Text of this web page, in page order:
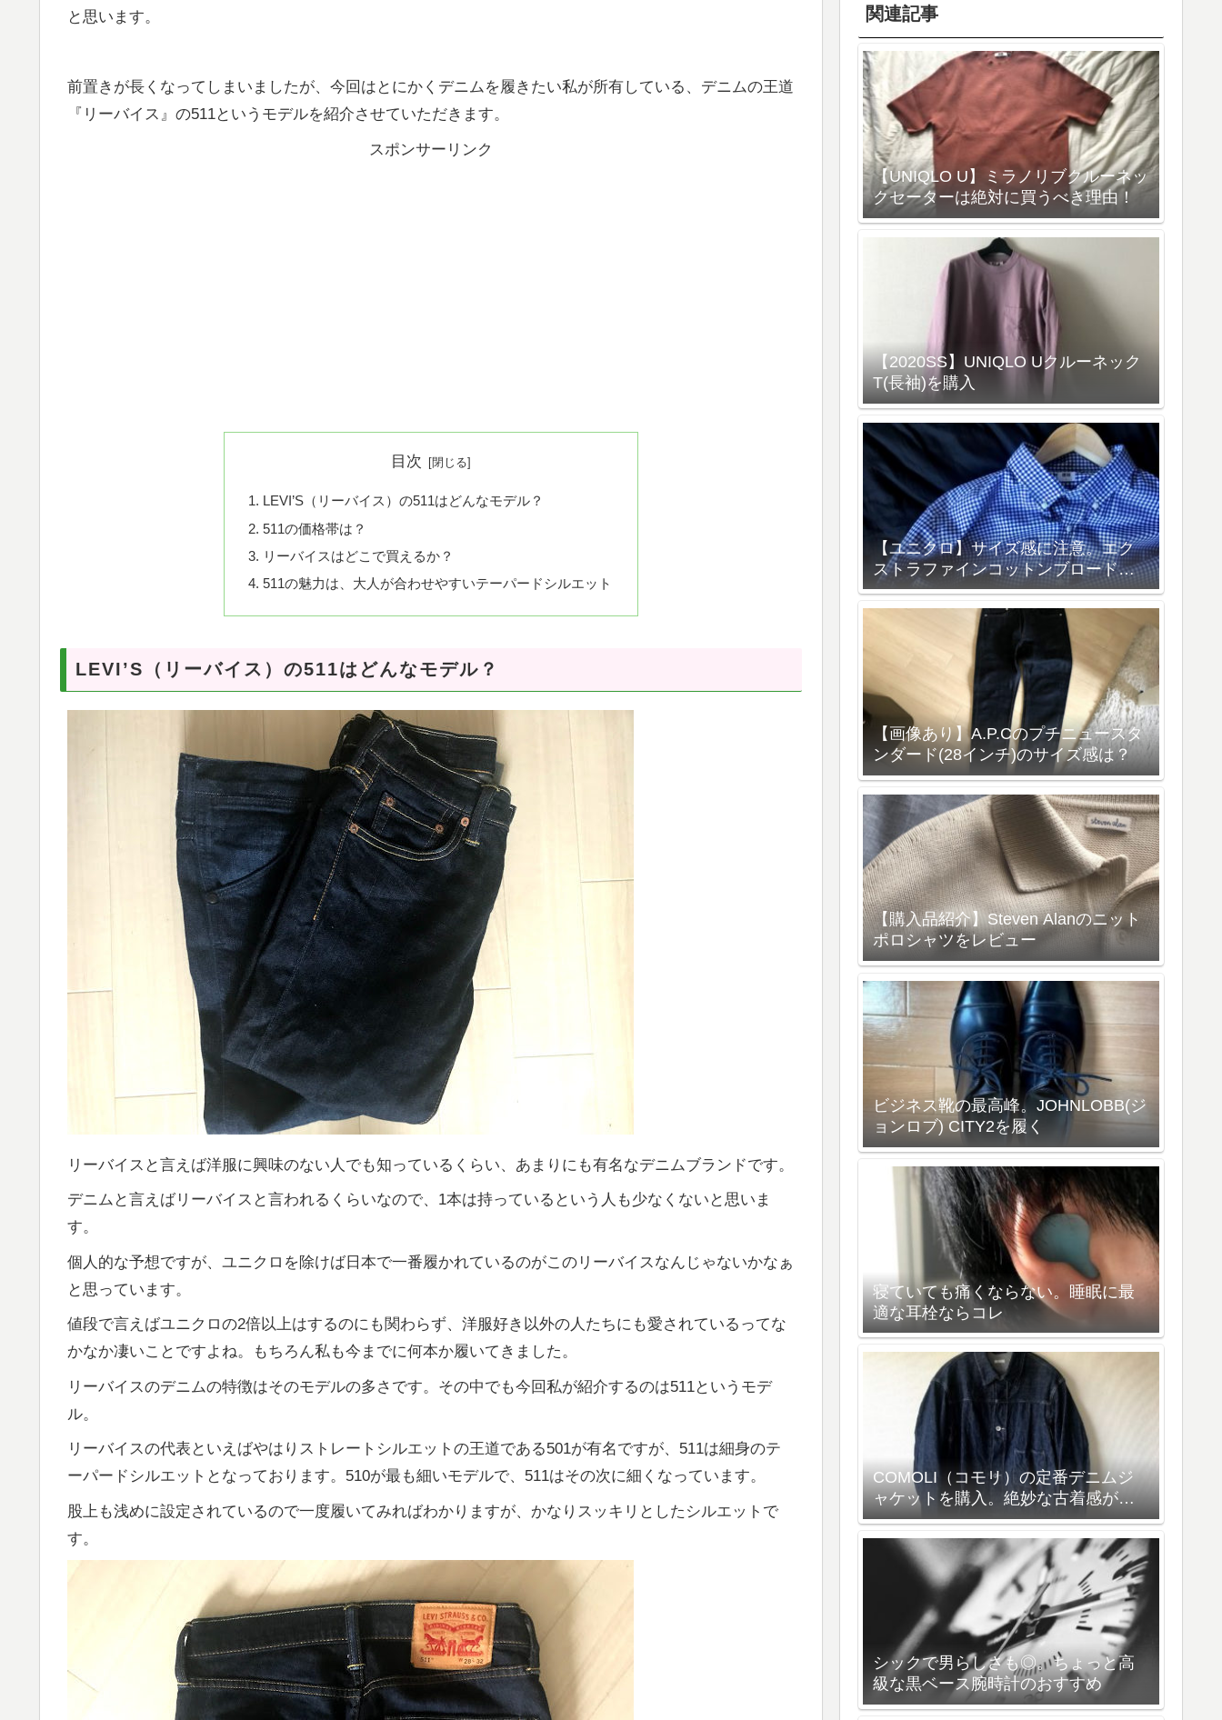
と思います。
前置きが長くなってしまいましたが、今回はとにかくデニムを履きたい私が所有している、デニムの王道
『リーバイス』の511というモデルを紹介させていただきます。
スポンサーリンク
目次
LEVI’S（リーバイス）の511はどんなモデル？
511の価格帯は？
リーバイスはどこで買えるか？
511の魅力は、大人が合わせやすいテーパードシルエット
LEVI’S（リーバイス）の511はどんなモデル？
リーバイスと言えば洋服に興味のない人でも知っているくらい、あまりにも有名なデニムブランドです。
デニムと言えばリーバイスと言われるくらいなので、1本は持っているという人も少なくないと思いま
す。
個人的な予想ですが、ユニクロを除けば日本で一番履かれているのがこのリーバイスなんじゃないかなぁ
と思っています。
値段で言えばユニクロの2倍以上はするのにも関わらず、洋服好き以外の人たちにも愛されているってな
かなか凄いことですよね。もちろん私も今までに何本か履いてきました。
リーバイスのデニムの特徴はそのモデルの多さです。その中でも今回私が紹介するのは511というモデ
ル。
リーバイスの代表といえばやはりストレートシルエットの王道である501が有名ですが、511は細身のテ
ーパードシルエットとなっております。510が最も細いモデルで、511はその次に細くなっています。
股上も浅めに設定されているので一度履いてみればわかりますが、かなりスッキリとしたシルエットで
す。
関連記事
【UNIQLO U】ミラノリブクルーネッ
クセーターは絶対に買うべき理由！
【2020SS】UNIQLO Uクルーネック
T(長袖)を購入
【ユニクロ】サイズ感に注意。エク
ストラファインコットンブロードシ
ャツを購入レビュー
【画像あり】A.P.Cのプチニュースタ
ンダード(28インチ)のサイズ感は？
【購入品紹介】Steven Alanのニット
ポロシャツをレビュー
ビジネス靴の最高峰。JOHNLOBB(ジ
ョンロブ) CITY2を履く
寝ていても痛くならない。睡眠に最
適な耳栓ならコレ
COMOLI（コモリ）の定番デニムジ
ャケットを購入。絶妙な古着感が雰
囲気抜群の一着
シックで男らしさも◎。ちょっと高
級な黒ベース腕時計のおすすめ